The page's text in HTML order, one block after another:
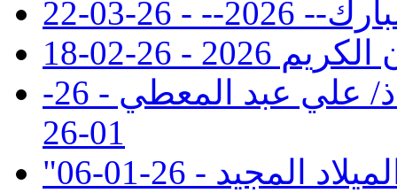
- 26-03-22
- 26-02-18
تنعي إدارة كلية سان مارك الاستاذ/ علي عبد المعطي - 26-
01-26
المجيد - 26-01-06